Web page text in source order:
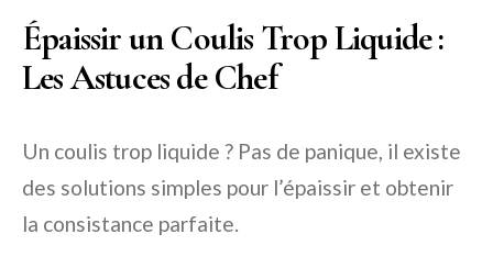
Épaissir un Coulis Trop Liquide :
Les Astuces de Chef
Un coulis trop liquide ? Pas de panique, il existe
des solutions simples pour l’épaissir et obtenir
la consistance parfaite.